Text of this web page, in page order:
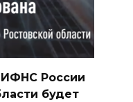
России
будет